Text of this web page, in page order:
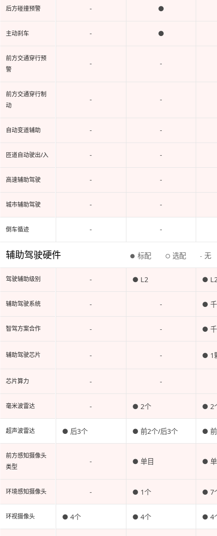
后方碰撞预警
主动刹车
前方交通穿行预
警
前方交通穿行制
动
自动变道辅助
匝道自动驶出/入
高速辅助驾驶
城市辅助驾驶
倒车循迹
辅助驾驶硬件 ● 标配 ○ 选配 - 无
驾驶辅助级别
辅助驾驶系统
智驾方案合作
辅助驾驶芯片
芯片算力
毫米波雷达
超声波雷达
前方感知摄像头
类型
环境感知摄像头
环视摄像头
- ●
- ●
- -
- -
- -
- -
- -
- -
- -
- ● L2 ●
- - ●
- - ●
- - ● 1
- -
- ● 2个 ● 2
● 后3个 ● 前2个/后3个 ●
- ● 单目 ●
- ● 1个 ● 7
● 4个 ● 4个 ● 4